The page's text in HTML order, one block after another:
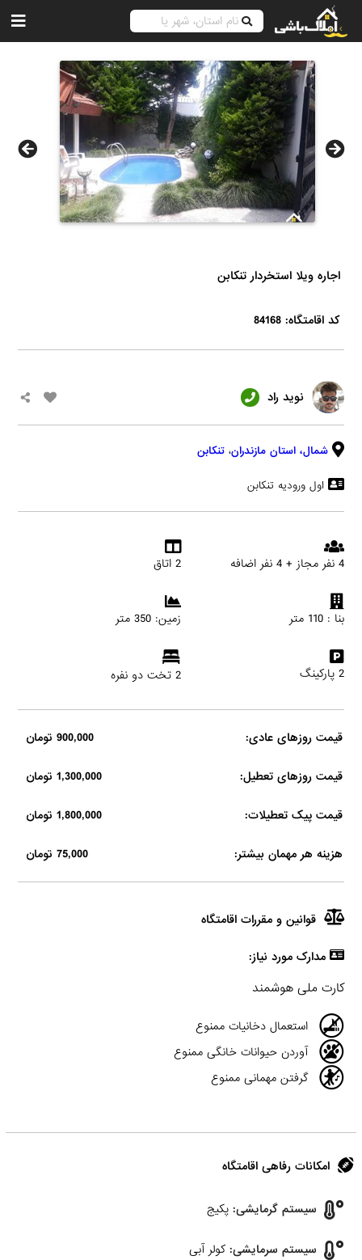
اجاره ویلا استخردار تنکابن
کد اقامتگاه: 84168
نوید راد
شمال، استان مازندران، تنکابن
اول ورودیه تنکابن
4 نفر مجاز + 4 نفر اضافه 2 اتاق
بنا : 110 متر زمین: 350 متر
2 پارکینگ 2 تخت دو نفره
قیمت روزهای عادی: 900,000 تومان
قیمت روزهای تعطیل: 1,300,000 تومان
قیمت پیک تعطیلات: 1,800,000 تومان
هزینه هر مهمان بیشتر: 75,000 تومان
قوانین و مقررات اقامتگاه
مدارک مورد نیاز:
کارت ملی هوشمند
استعمال دخانیات ممنوع
آوردن حیوانات خانگی ممنوع
گرفتن مهمانی ممنوع
امکانات رفاهی اقامتگاه
سیستم گرمایشی: پکیج
سیستم سرمایشی: کولر آبی